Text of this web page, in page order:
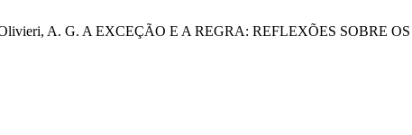
Olivieri, A. G. A EXCEÇÃO E A REGRA: REFLEXÕES SOBRE